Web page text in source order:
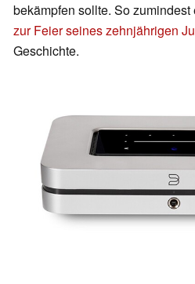
bekämpfen sollte. So
zur Feier seines zehnjährigen
Geschichte.